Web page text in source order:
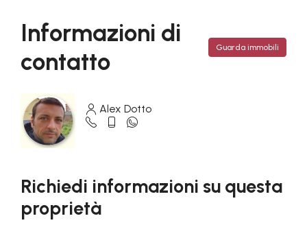
Informazioni di
contatto
Guarda immobili
Alex Dotto
Richiedi informazioni su questa
proprietà